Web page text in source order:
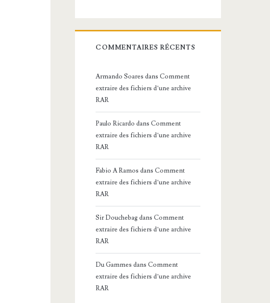
COMMENTAIRES RÉCENTS
Armando Soares dansComment
extraire des fichiers d’une archive
RAR
Paulo Ricardo dansComment
extraire des fichiers d’une archive
RAR
Fabio A Ramos dansComment
extraire des fichiers d’une archive
RAR
Sir DouchebagdansComment
extraire des fichiers d’une archive
RAR
Du Gammes dansComment
extraire des fichiers d’une archive
RAR